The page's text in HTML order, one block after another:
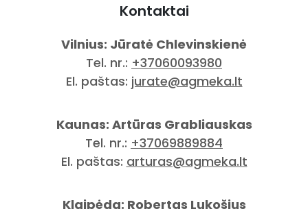
Kontaktai
Vilnius: Jūratė Chlevinskienė
Tel. nr.: +37060093980
El. paštas: jurate@agmeka.lt
Kaunas: Artūras Grabliauskas
Tel. nr.: +37069889884
El. paštas: arturas@agmeka.lt
Klaipėda: Robertas Lukošius